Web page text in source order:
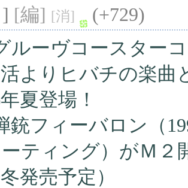
[編] [消]
(+729)
ルーヴコースター
よりヒバチの楽曲
夏登場！
銃フィーバロン（
ティング）がＭ２
発売予定）